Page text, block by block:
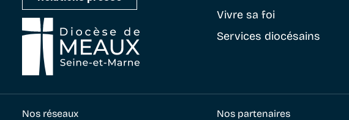
Vivre sa foi
Services diocésains
Nos réseaux Nos partenaires